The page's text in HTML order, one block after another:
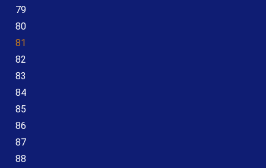
79
80
81
82
83
84
85
86
87
88